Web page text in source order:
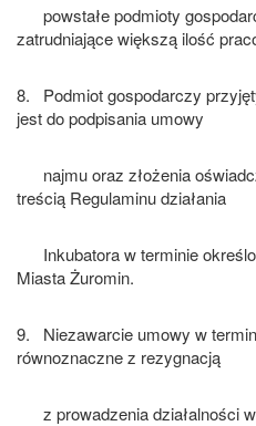
powstałe podmioty
zatrudniające większą ilość
8. Podmiot gospodarczy
jest do podpisania umowy
najmu oraz złożenia
treścią Regulaminu działania
Inkubatora w terminie
Miasta Żuromin.
9. Niezawarcie umowy w
równoznaczne z rezygnacją
z prowadzenia działalności